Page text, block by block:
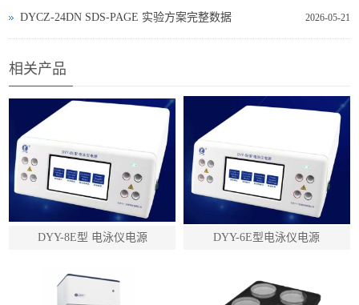
2026-05-21
DYCZ‑24DN SDS‑PAGE 实验方案完整数据
相关产品
DYY-8E型 电泳仪电源 DYY-6E型电泳仪电源